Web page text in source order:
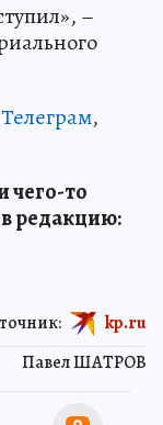
–
Телеграм,
чего-то
редакцию:
Павел ШАТРОВ
kp.ru